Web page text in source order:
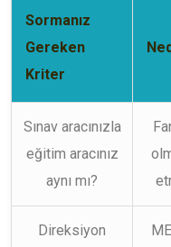
Sormanız
Gereken
Kriter
Sınav aracınızla
eğitim aracınız
aynı mı?
Direksiyon